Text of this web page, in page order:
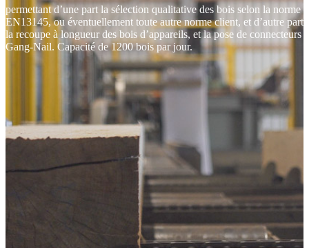
permettant d’une part la sélection qualitative des bois selon la norme
EN13145, ou éventuellement toute autre norme client, et d’autre part
la recoupe à longueur des bois d’appareils, et la pose de connecteurs
Gang-Nail. Capacité de 1200 bois par jour.